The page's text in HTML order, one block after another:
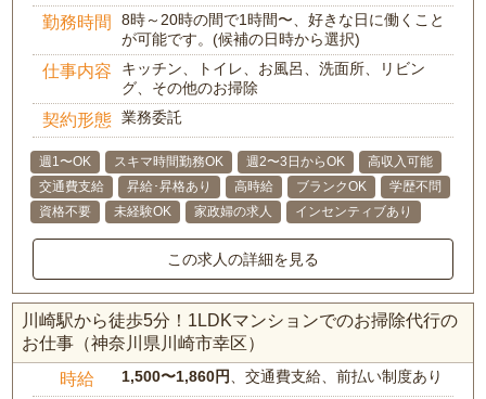
勤務時間
8時～20時の間で1時間〜、好きな日に働くこと
が可能です。(候補の日時から選択)
仕事内容
キッチン、トイレ、お風呂、洗面所、リビン
グ、その他のお掃除
契約形態 業務委託
週1〜OK スキマ時間勤務OK 週2〜3日からOK
高収入可能
交通費支給
昇給･昇格あり 高時給 ブランクOK
学歴不問
資格不要
未経験OK 家政婦の求人 インセンティブあり
この求人の詳細を見る
川崎駅から徒歩5分！1LDKマンションでのお掃除代行の
お仕事（神奈川県川崎市幸区）
時給 1,500〜1,860円 、交通費支給、前払い制度あり